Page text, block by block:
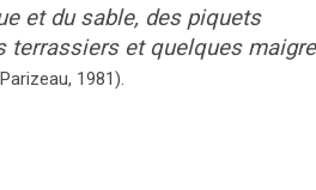
et du sable, des piquets
terrassiers et quelques
1981).